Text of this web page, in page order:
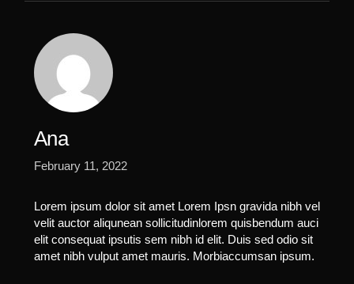
Ana
February 11, 2022
Lorem ipsum dolor sit amet Lorem Ipsn gravida nibh vel
velit auctor aliqunean sollicitudinlorem quisbendum auci
elit consequat ipsutis sem nibh id elit. Duis sed odio sit
amet nibh vulput amet mauris. Morbiaccumsan ipsum.